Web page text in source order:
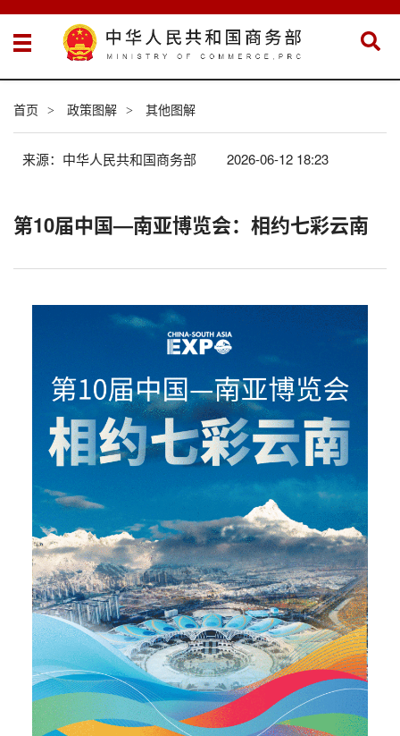
首页 > 政策图解 > 其他图解
来源：中华人民共和国商务部 2026-06-12 18:23
第10届中国—南亚博览会：相约七彩云南